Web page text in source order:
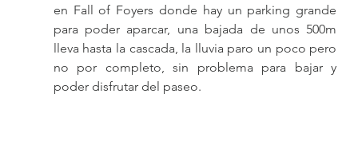
en Fall of Foyers donde hay un parking grande
para poder aparcar, una bajada de unos 500m
lleva hasta la cascada, la lluvia paro un poco pero
no por completo, sin problema para bajar y
poder disfrutar del paseo.